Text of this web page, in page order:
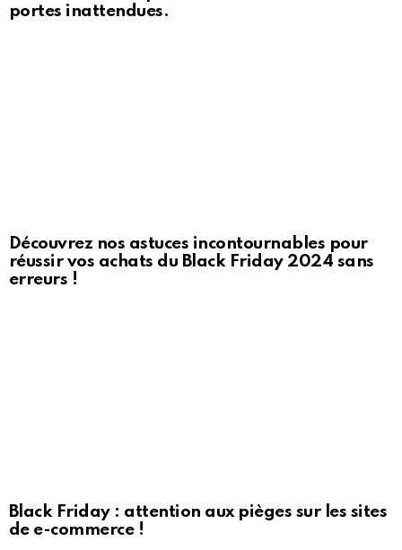
portes inattendues.
Découvrez nos astuces incontournables pour
réussir vos achats du Black Friday 2024 sans
erreurs !
Black Friday : attention aux pièges sur les sites
de e-commerce !